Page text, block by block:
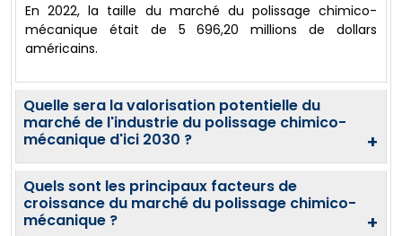
En 2022, la taille du marché du polissage chimico-
mécanique était de 5 696,20 millions de dollars
américains.
Quelle sera la valorisation potentielle du
marché de l'industrie du polissage chimico-
mécanique d'ici 2030 ?
+
Quels sont les principaux facteurs de
croissance du marché du polissage chimico-
mécanique ?
+